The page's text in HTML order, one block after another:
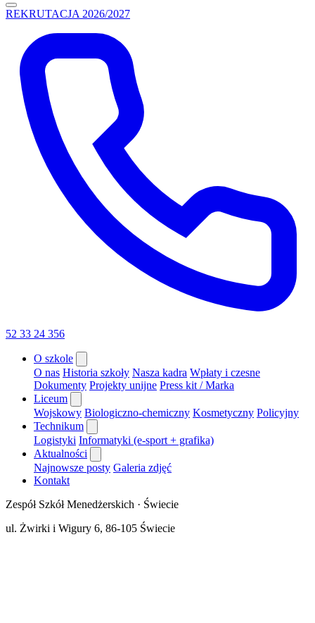
REKRUTACJA 2026/2027
52 33 24 356
O szkole
O nas Historia szkoły Nasza kadra Wpłaty i czesne
Dokumenty Projekty unijne Press kit / Marka
Liceum
Wojskowy Biologiczno-chemiczny Kosmetyczny Policyjny
Technikum
Logistyki Informatyki (e-sport + grafika)
Aktualności
Najnowsze posty Galeria zdjęć
Kontakt
Zespół Szkół Menedżerskich · Świecie
ul. Żwirki i Wigury 6, 86-105 Świecie